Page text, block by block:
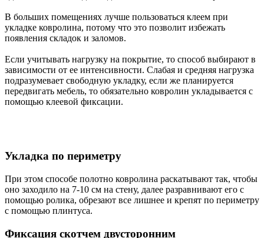
В больших помещениях лучше пользоваться клеем при
укладке ковролина, потому что это позволит избежать
появления складок и заломов.
Если учитывать нагрузку на покрытие, то способ выбирают в
зависимости от ее интенсивности. Слабая и средняя нагрузка
подразумевает свободную укладку, если же планируется
передвигать мебель, то обязательно ковролин укладывается с
помощью клеевой фиксации.
Укладка по периметру
При этом способе полотно ковролина раскатывают так, чтобы
оно заходило на 7-10 см на стену, далее разравнивают его с
помощью ролика, обрезают все лишнее и крепят по периметру
с помощью плинтуса.
Фиксация скотчем двусторонним